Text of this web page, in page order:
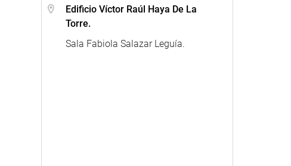
Edificio Víctor Raúl Haya De La
Torre.
Sala Fabiola Salazar Leguía.